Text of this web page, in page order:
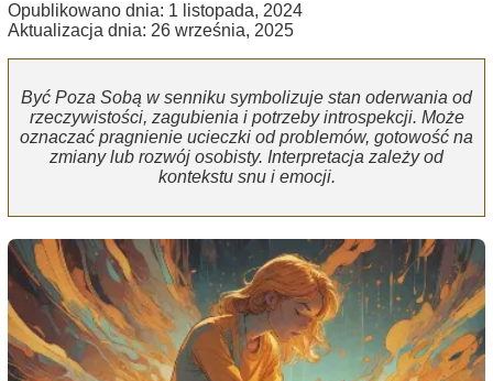
Opublikowano dnia: 1 listopada, 2024
Aktualizacja dnia: 26 września, 2025
Być Poza Sobą w senniku symbolizuje stan oderwania od
rzeczywistości, zagubienia i potrzeby introspekcji. Może
oznaczać pragnienie ucieczki od problemów, gotowość na
zmiany lub rozwój osobisty. Interpretacja zależy od
kontekstu snu i emocji.